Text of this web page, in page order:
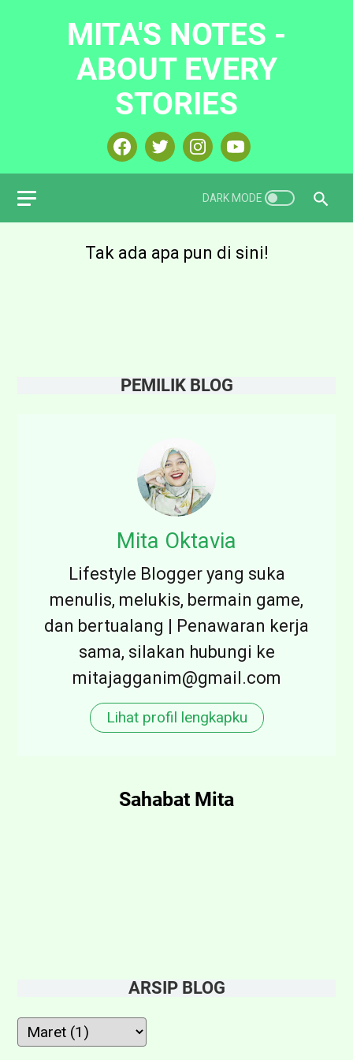
MITA'S NOTES -
ABOUT EVERY
STORIES
Tak ada apa pun di sini!
PEMILIK BLOG
Mita Oktavia
Lifestyle Blogger yang suka
menulis, melukis, bermain game,
dan bertualang | Penawaran kerja
sama, silakan hubungi ke
mitajagganim@gmail.com
Lihat profil lengkapku
Sahabat Mita
ARSIP BLOG